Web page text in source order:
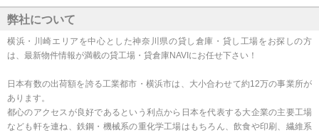
弊社について
横浜・川崎エリアを中心とした神奈川県の貸し倉庫・貸し工場をお探しの方
は、最新物件情報が満載の貸工場・貸倉庫NAVIにお任せ下さい！
日本有数の出荷額を誇る工業都市・横浜市は、大小合わせて約12万の事業所が
あります。
都心のアクセスが良好であるという利点から日本を代表する大企業の主要工場
なども軒を連ね、鉄鋼・機械系の重化学工場はもちろん、飲食や印刷、繊維系